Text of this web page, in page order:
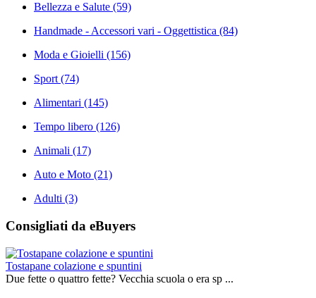
Bellezza e Salute (59)
Handmade - Accessori vari - Oggettistica (84)
Moda e Gioielli (156)
Sport(74)
Alimentari (145)
Tempo libero (126)
Animali (17)
Auto e Moto (21)
Adulti (3)
Consigliati da eBuyers
Tostapane colazione e spuntini
Due fette o quattro fette? Vecchia scuola o era sp ...